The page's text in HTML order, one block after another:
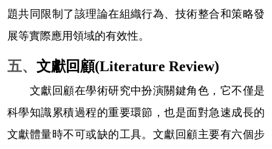
題共同限制了該理論在組織行為、技術整合和策略發
展等實際應用領域的有效性。
五、 文獻回顧(Literature Review)
文獻回顧在學術研究中扮演關鍵角色，它不僅是
科學知識累積過程的重要環節，也是面對急速成長的
文獻體量時不可或缺的工具。文獻回顧主要有六個步